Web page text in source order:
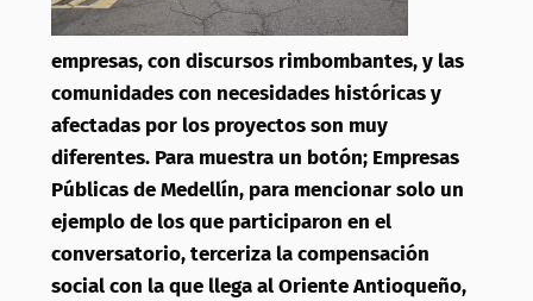
empresas, con discursos rimbombantes, y las
comunidades con necesidades históricas y
afectadas por los proyectos son muy
diferentes. Para muestra un botón; Empresas
Públicas de Medellín, para mencionar solo un
ejemplo de los que participaron en el
conversatorio, terceriza la compensación
social con la que llega al Oriente Antioqueño,